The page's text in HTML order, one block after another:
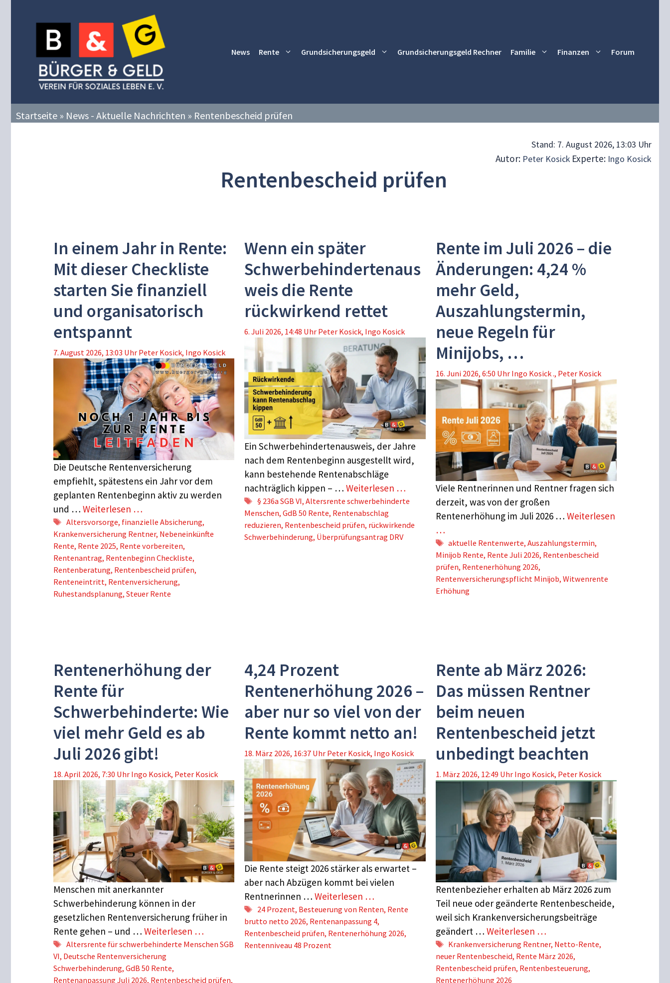
News Rente Grundsicherungsgeld Grundsicherungsgeld Rechner Familie Finanzen Forum
Startseite » News - Aktuelle Nachrichten » Rentenbescheid prüfen
Stand: 7. August 2026, 13:03 Uhr
Autor: Peter Kosick Experte: Ingo Kosick
Rentenbescheid prüfen
In einem Jahr in Rente:
Mit dieser Checkliste
starten Sie finanziell
und organisatorisch
entspannt
7. August 2026, 13:03 Uhr Peter Kosick, Ingo Kosick
Die Deutsche Rentenversicherung
empfiehlt, spätestens ein Jahr vor dem
geplanten Rentenbeginn aktiv zu werden
und … Weiterlesen …
Schlagwörter
Altersvorsorge, finanzielle Absicherung,
Krankenversicherung Rentner, Nebeneinkünfte
Rente, Rente 2025, Rente vorbereiten,
Rentenantrag, Rentenbeginn Checkliste,
Rentenberatung, Rentenbescheid prüfen,
Renteneintritt, Rentenversicherung,
Ruhestandsplanung, Steuer Rente
Wenn ein später
Schwerbehindertenaus
weis die Rente
rückwirkend rettet
6. Juli 2026, 14:48 Uhr Peter Kosick, Ingo Kosick
Ein Schwerbehindertenausweis, der Jahre
nach dem Rentenbeginn ausgestellt wird,
kann bestehende Rentenabschläge
nachträglich kippen – …Weiterlesen …
Schlagwörter
§ 236a SGB VI,Altersrente schwerbehinderte
Menschen,GdB 50 Rente, Rentenabschlag
reduzieren, Rentenbescheid prüfen, rückwirkende
Schwerbehinderung, Überprüfungsantrag DRV
Rente im Juli 2026 – die
Änderungen: 4,24 %
mehr Geld,
Auszahlungstermin,
neue Regeln für
Minijobs, …
16. Juni 2026, 6:50 Uhr Ingo Kosick ., Peter Kosick
Viele Rentnerinnen und Rentner fragen sich
derzeit, was von der großen
Rentenerhöhung im Juli 2026 … Weiterlesen
…
Schlagwörter
aktuelle Rentenwerte,Auszahlungstermin,
Minijob Rente, Rente Juli 2026, Rentenbescheid
prüfen, Rentenerhöhung 2026,
Rentenversicherungspflicht Minijob, Witwenrente
Erhöhung
Rentenerhöhung der
Rente für
Schwerbehinderte: Wie
viel mehr Geld es ab
Juli 2026 gibt!
18. April 2026, 7:30 Uhr Ingo Kosick, Peter Kosick
Menschen mit anerkannter
Schwerbehinderung können in der
gesetzlichen Rentenversicherung früher in
Rente gehen – und … Weiterlesen …
Schlagwörter
Altersrente für schwerbehinderte Menschen SGB
VI, Deutsche Rentenversicherung
Schwerbehinderung, GdB 50 Rente,
Rentenanpassung Juli 2026, Rentenbescheid prüfen,
4,24 Prozent
Rentenerhöhung 2026 –
aber nur so viel von der
Rente kommt netto an!
18. März 2026, 16:37 Uhr Peter Kosick, Ingo Kosick
Die Rente steigt 2026 stärker als erwartet –
aber nach Abzügen kommt bei vielen
Rentnerinnen …Weiterlesen …
Schlagwörter
24 Prozent, Besteuerung von Renten, Rente
brutto netto 2026, Rentenanpassung 4,
Rentenbescheid prüfen, Rentenerhöhung 2026,
Rentenniveau 48 Prozent
Rente ab März 2026:
Das müssen Rentner
beim neuen
Rentenbescheid jetzt
unbedingt beachten
1. März 2026, 12:49 Uhr Ingo Kosick, Peter Kosick
Rentenbezieher erhalten ab März 2026 zum
Teil neue oder geänderte Rentenbescheide,
weil sich Krankenversicherungsbeiträge
geändert … Weiterlesen …
Schlagwörter
Krankenversicherung Rentner, Netto-Rente,
neuer Rentenbescheid, Rente März 2026,
Rentenbescheid prüfen, Rentenbesteuerung,
Rentenerhöhung 2026